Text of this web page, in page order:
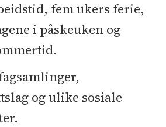
fem ukers ferie,
i påskeuken og
og ulike sosiale